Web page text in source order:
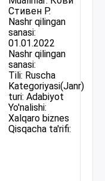
Стивен Р.
Nashr qilingan
sanasi:
01.01.2022
Nashr qilingan
sanasi:
Tili: Ruscha
Kategoriyasi(Janr)
turi: Adabiyot
Yo'nalishi:
Xalqaro biznes
Qisqacha ta'rifi: